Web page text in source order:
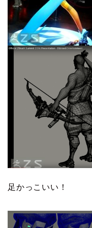
足かっこいい！